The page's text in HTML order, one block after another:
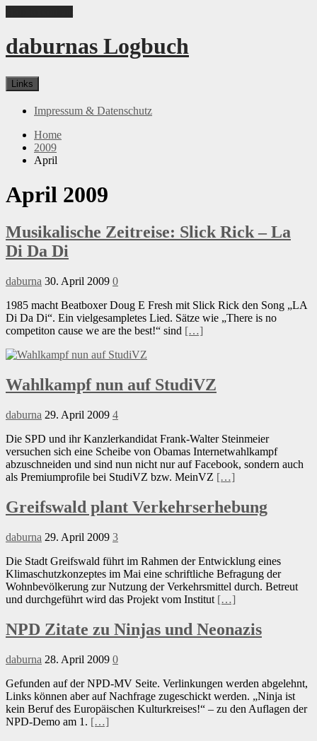
daburnas Logbuch
Links
Impressum & Datenschutz
Home
2009
April
April 2009
Musikalische Zeitreise: Slick Rick – La
Di Da Di
daburna 30. April 2009 0
1985 macht Beatboxer Doug E Fresh mit Slick Rick den Song „LA
Di Da Di“. Ein vielgesampletes Lied. Sätze wie „There is no
competiton cause we are the best!“ sind […]
Wahlkampf nun auf StudiVZ
daburna 29. April 2009 4
Die SPD und ihr Kanzlerkandidat Frank-Walter Steinmeier
versuchen sich eine Scheibe von Obamas Internetwahlkampf
abzuschneiden und sind nun nicht nur auf Facebook, sondern auch
als Premiumprofile bei StudiVZ bzw. MeinVZ […]
Greifswald plant Verkehrserhebung
daburna 29. April 2009 3
Die Stadt Greifswald führt im Rahmen der Entwicklung eines
Klimaschutzkonzeptes im Mai eine schriftliche Befragung der
Wohnbevölkerung zur Nutzung der Verkehrsmittel durch. Betreut
und durchgeführt wird das Projekt vom Institut […]
NPD Zitate zu Ninjas und Neonazis
daburna 28. April 2009 0
Gefunden auf der NPD-MV Seite. Verlinkungen werden abgelehnt,
Links können aber auf Nachfrage zugeschickt werden. „Ninja ist
kein Beruf des Europäischen Kulturkreises!“ – zu den Auflagen der
NPD-Demo am 1. […]